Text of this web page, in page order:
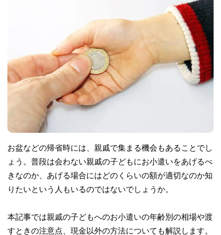
お盆などの帰省時には、親戚で集まる機会もあることでし
ょう。普段は会わない親戚の子どもにお小遣いをあげるべ
きなのか、あげる場合にはどのくらいの額が適切なのか知
りたいという人もいるのではないでしょうか。
本記事では親戚の子どもへのお小遣いの年齢別の相場や渡
すときの注意点、現金以外の方法についても解説します。